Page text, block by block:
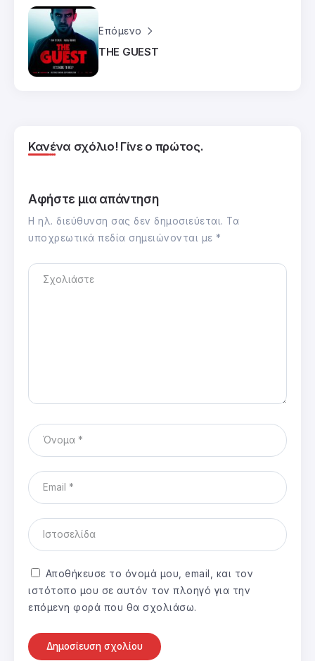
Επόμενο
THE GUEST
Κανένα σχόλιο! Γίνε ο πρώτος.
Αφήστε μια απάντηση
Η ηλ. διεύθυνση σας δεν δημοσιεύεται. Τα
υποχρεωτικά πεδία σημειώνονται με *
Αποθήκευσε το όνομά μου, email, και τον
ιστότοπο μου σε αυτόν τον πλοηγό για την
επόμενη φορά που θα σχολιάσω.